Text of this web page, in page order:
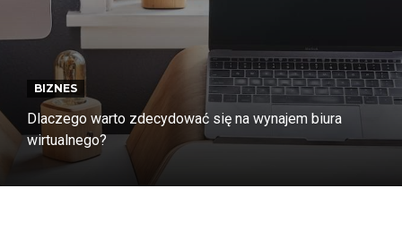
BIZNES
Dlaczego warto zdecydować się na wynajem biura
wirtualnego?